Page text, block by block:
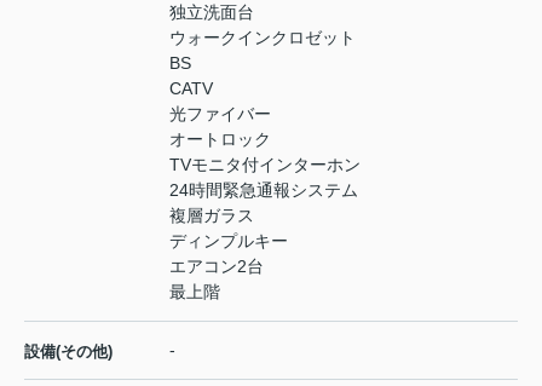
独立洗面台
ウォークインクロゼット
BS
CATV
光ファイバー
オートロック
TVモニタ付インターホン
24時間緊急通報システム
複層ガラス
ディンプルキー
エアコン2台
最上階
設備(その他) -